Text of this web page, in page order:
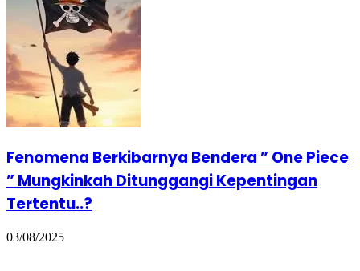
Fenomena Berkibarnya Bendera ” One Piece
” Mungkinkah Ditunggangi Kepentingan
Tertentu..?
03/08/2025